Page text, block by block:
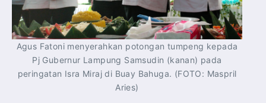
Agus Fatoni menyerahkan potongan tumpeng kepada
Pj Gubernur Lampung Samsudin (kanan) pada
peringatan Isra Miraj di Buay Bahuga. (FOTO: Maspril
Aries)